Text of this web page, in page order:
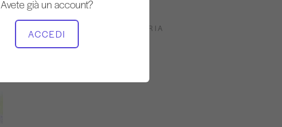
Avete già un account?
ACCEDI
ATTREZZATURA NECESSARIA
Mat